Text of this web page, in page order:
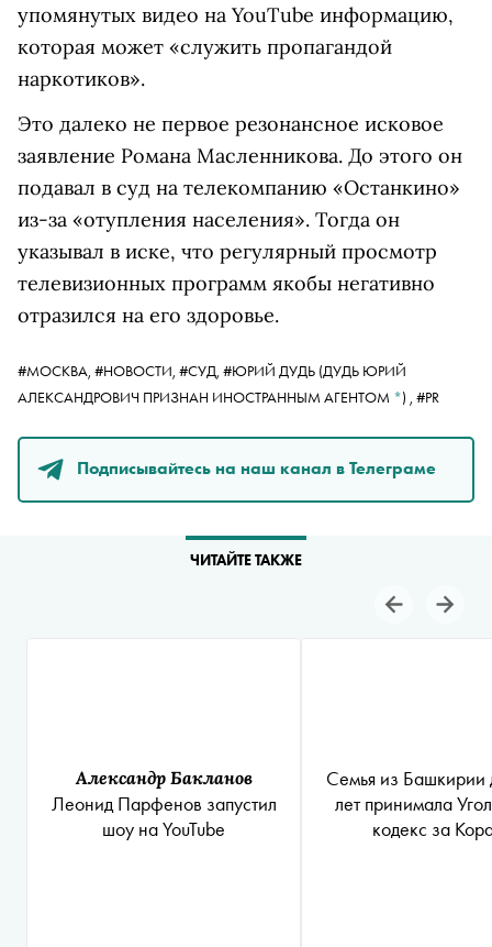
упомянутых видео на YouTube информацию,
которая может «служить пропагандой
наркотиков».
Это далеко не первое резонансное исковое
заявление Романа Масленникова. До этого он
подавал в суд на телекомпанию «Останкино»
из-за «отупления населения». Тогда он
указывал в иске, что регулярный просмотр
телевизионных программ якобы негативно
отразился на его здоровье.
#МОСКВА, #НОВОСТИ, #СУД, #ЮРИЙ ДУДЬ (ДУДЬ ЮРИЙ
АЛЕКСАНДРОВИЧ ПРИЗНАН ИНОСТРАННЫМ АГЕНТОМ *) , #PR
Подписывайтесь на наш канал в Телеграме
ЧИТАЙТЕ ТАКЖЕ
Александр Бакланов
Леонид Парфенов запустил
шоу на YouTube
Семья из Башкирии
лет принимала
кодекс за